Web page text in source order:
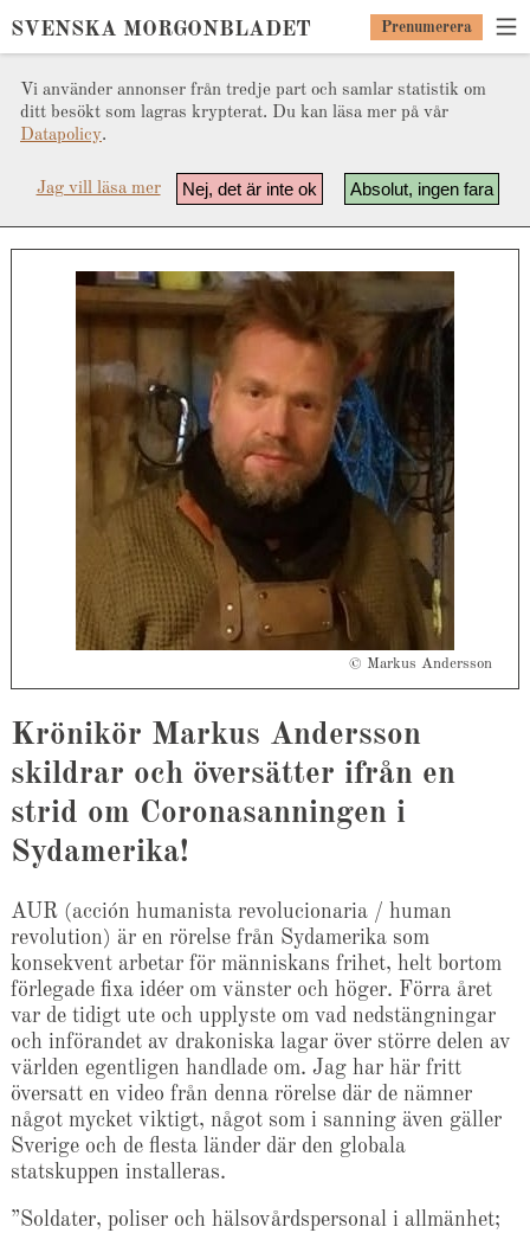
Vi använder annonser från tredje part och samlar statistik om
ditt besökt som lagras krypterat. Du kan läsa mer på vår
Datapolicy.
Absolut, ingen fara
Nej, det är inte ok
Jag vill läsa mer
SVENSKA MORGONBLADET Prenumerera
© Markus Andersson
Krönikör Markus Andersson
skildrar och översätter ifrån en
strid om Coronasanningen i
Sydamerika!
AUR (acción humanista revolucionaria / human
revolution) är en rörelse från Sydamerika som
konsekvent arbetar för människans frihet, helt bortom
förlegade fixa idéer om vänster och höger. Förra året
var de tidigt ute och upplyste om vad nedstängningar
och införandet av drakoniska lagar över större delen av
världen egentligen handlade om. Jag har här fritt
översatt en video från denna rörelse där de nämner
något mycket viktigt, något som i sanning även gäller
Sverige och de flesta länder där den globala
statskuppen installeras.
”Soldater, poliser och hälsovårdspersonal i allmänhet;